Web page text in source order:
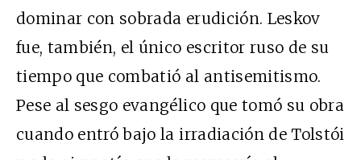
dominar con sobrada erudición. Leskov
fue, también, el único escritor ruso de su
tiempo que combatió al antisemitismo.
Pese al sesgo evangélico que tomó su obra
cuando entró bajo la irradiación de Tolstói